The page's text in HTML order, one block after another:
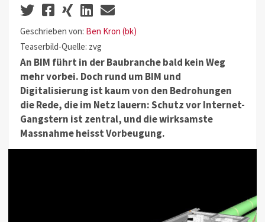
Geschrieben von: Ben Kron (bk)
Teaserbild-Quelle: zvg
An BIM führt in der Baubranche bald kein Weg
mehr vorbei. Doch rund um BIM und
Digitalisierung ist kaum von den Bedrohungen
die Rede, die im Netz lauern: Schutz vor Internet-
Gangstern ist zentral, und die wirksamste
Massnahme heisst Vorbeugung.